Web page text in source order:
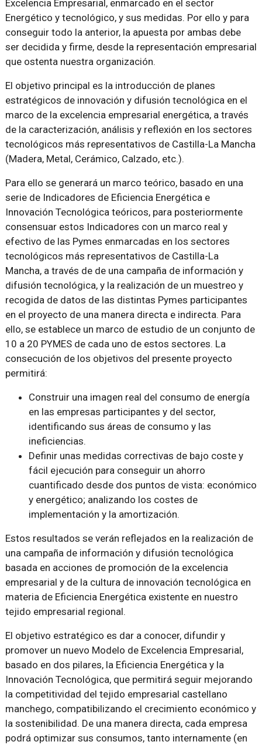
Excelencia Empresarial, enmarcado en el sector
Energético y tecnológico, y sus medidas. Por ello y para
conseguir todo la anterior, la apuesta por ambas debe
ser decidida y firme, desde la representación empresarial
que ostenta nuestra organización.
El objetivo principal es la introducción de planes
estratégicos de innovación y difusión tecnológica en el
marco de la excelencia empresarial energética, a través
de la caracterización, análisis y reflexión en los sectores
tecnológicos más representativos de Castilla-La Mancha
(Madera, Metal, Cerámico, Calzado, etc.).
Para ello se generará un marco teórico, basado en una
serie de Indicadores de Eficiencia Energética e
Innovación Tecnológica teóricos, para posteriormente
consensuar estos Indicadores con un marco real y
efectivo de las Pymes enmarcadas en los sectores
tecnológicos más representativos de Castilla-La
Mancha, a través de de una campaña de información y
difusión tecnológica, y la realización de un muestreo y
recogida de datos de las distintas Pymes participantes
en el proyecto de una manera directa e indirecta. Para
ello, se establece un marco de estudio de un conjunto de
10 a 20 PYMES de cada uno de estos sectores. La
consecución de los objetivos del presente proyecto
permitirá:
Construir una imagen real del consumo de energía
en las empresas participantes y del sector,
identificando sus áreas de consumo y las
ineficiencias.
Definir unas medidas correctivas de bajo coste y
fácil ejecución para conseguir un ahorro
cuantificado desde dos puntos de vista: económico
y energético; analizando los costes de
implementación y la amortización.
Estos resultados se verán reflejados en la realización de
una campaña de información y difusión tecnológica
basada en acciones de promoción de la excelencia
empresarial y de la cultura de innovación tecnológica en
materia de Eficiencia Energética existente en nuestro
tejido empresarial regional.
El objetivo estratégico es dar a conocer, difundir y
promover un nuevo Modelo de Excelencia Empresarial,
basado en dos pilares, la Eficiencia Energética y la
Innovación Tecnológica, que permitirá seguir mejorando
la competitividad del tejido empresarial castellano
manchego, compatibilizando el crecimiento económico y
la sostenibilidad. De una manera directa, cada empresa
podrá optimizar sus consumos, tanto internamente (en